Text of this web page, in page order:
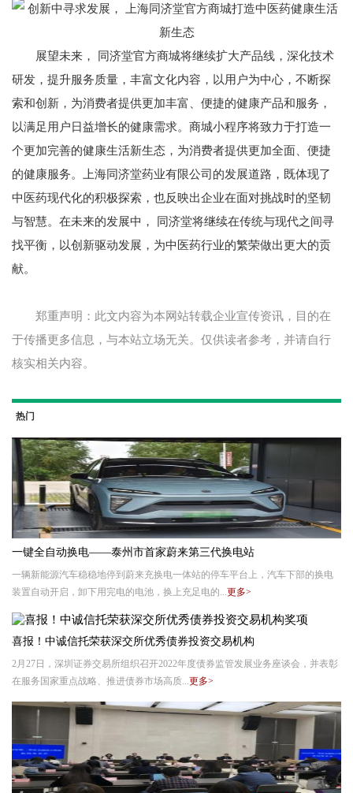
展望未来， 同济堂官方商城将继续扩大产品线，深化技术
研发，提升服务质量，丰富文化内容，以用户为中心，不断探
索和创新，为消费者提供更加丰富、便捷的健康产品和服务，
以满足用户日益增长的健康需求。商城小程序将致力于打造一
个更加完善的健康生活新生态，为消费者提供更加全面、便捷
的健康服务。上海同济堂药业有限公司的发展道路，既体现了
中医药现代化的积极探索，也反映出企业在面对挑战时的坚韧
与智慧。在未来的发展中， 同济堂将继续在传统与现代之间寻
找平衡，以创新驱动发展，为中医药行业的繁荣做出更大的贡
献。
郑重声明：此文内容为本网站转载企业宣传资讯，目的在
于传播更多信息，与本站立场无关。仅供读者参考，并请自行
核实相关内容。
热门
一键全自动换电——泰州市首家蔚来第三代换电站
一辆新能源汽车稳稳地停到蔚来充换电一体站的停车平台上，汽车下部的换电
装置自动开启，卸下用完电的电池，换上充足电的...更多>
喜报！中诚信托荣获深交所优秀债券投资交易机构
2月27日，深圳证券交易所组织召开2022年度债券监管发展业务座谈会，并表彰
在服务国家重点战略、推进债券市场高质...更多>